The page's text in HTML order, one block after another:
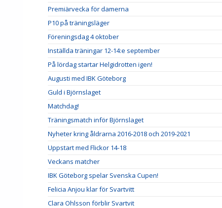
Premiärvecka för damerna
P10 på träningsläger
Föreningsdag 4 oktober
Inställda träningar 12-14:e september
På lördag startar Helgidrotten igen!
Augusti med IBK Göteborg
Guld i Björnslaget
Matchdag!
Träningsmatch inför Björnslaget
Nyheter kring åldrarna 2016-2018 och 2019-2021
Uppstart med Flickor 14-18
Veckans matcher
IBK Göteborg spelar Svenska Cupen!
Felicia Anjou klar för Svartvitt
Clara Ohlsson förblir Svartvit